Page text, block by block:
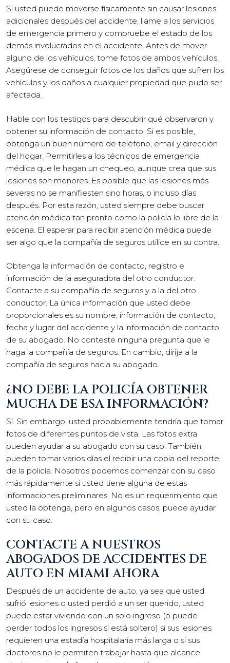
Si usted puede moverse físicamente sin causar lesiones
adicionales después del accidente, llame a los servicios
de emergencia primero y compruebe el estado de los
demás involucrados en el accidente. Antes de mover
alguno de los vehículos, tome fotos de ambos vehículos.
Asegúrese de conseguir fotos de los daños que sufren los
vehículos y los daños a cualquier propiedad que pudo ser
afectada.
Hable con los testigos para descubrir qué observaron y
obtener su información de contacto. Si es posible,
obtenga un buen número de teléfono, email y dirección
del hogar. Permitirles a los técnicos de emergencia
médica que le hagan un chequeo, aunque crea que sus
lesiones son menores. Es posible que las lesiones más
severas no se manifiesten sino horas, o incluso días
después. Por esta razón, usted siempre debe buscar
atención médica tan pronto como la policía lo libre de la
escena. El esperar para recibir atención médica puede
ser algo que la compañía de seguros utilice en su contra.
Obtenga la información de contacto, registro e
información de la aseguradora del otro conductor.
Contacte a su compañía de seguros y a la del otro
conductor. La única información que usted debe
proporcionales es su nombre, información de contacto,
fecha y lugar del accidente y la información de contacto
de su abogado. No conteste ninguna pregunta que le
haga la compañía de seguros. En cambio, dirija a la
compañía de seguros hacia su abogado.
¿NO DEBE LA POLICÍA OBTENER
MUCHA DE ESA INFORMACIÓN?
Sí. Sin embargo, usted probablemente tendría que tomar
fotos de diferentes puntos de vista. Las fotos extra
pueden ayudar a su abogado con su caso. También,
pueden tomar varios días el recibir una copia del reporte
de la policía. Nosotros podemos comenzar con su caso
más rápidamente si usted tiene alguna de estas
informaciones preliminares. No es un requerimiento que
usted la obtenga, pero en algunos casos, puede ayudar
con su caso.
CONTACTE A NUESTROS
ABOGADOS DE ACCIDENTES DE
AUTO EN MIAMI AHORA
Después de un accidente de auto, ya sea que usted
sufrió lesiones o usted perdió a un ser querido, usted
puede estar viviendo con un solo ingreso (o puede
perder todos los ingresos si está soltero) si sus lesiones
requieren una estadía hospitalaria más larga o si sus
doctores no le permiten trabajar hasta que alcance